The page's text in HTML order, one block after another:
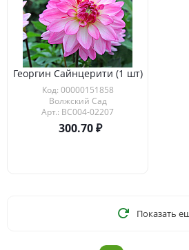
Георгин Сайнцерити (1 шт)
Код: 00000151858
Волжский Сад
Арт.: ВС004-02207
300.70
Показать